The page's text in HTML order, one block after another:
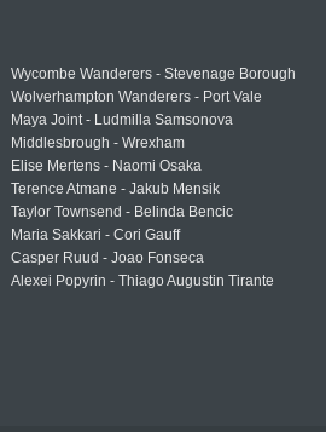
Wycombe Wanderers - Stevenage Borough
Wolverhampton Wanderers - Port Vale
Maya Joint - Ludmilla Samsonova
Middlesbrough - Wrexham
Elise Mertens - Naomi Osaka
Terence Atmane - Jakub Mensik
Taylor Townsend - Belinda Bencic
Maria Sakkari - Cori Gauff
Casper Ruud - Joao Fonseca
Alexei Popyrin - Thiago Augustin Tirante